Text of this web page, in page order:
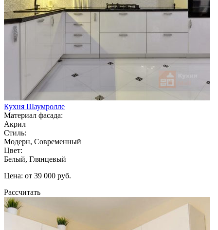
Кухня Шаумролле
Материал фасада:
Акрил
Стиль:
Модерн, Современный
Цвет:
Белый, Глянцевый
Цена: от 39 000 руб.
Рассчитать